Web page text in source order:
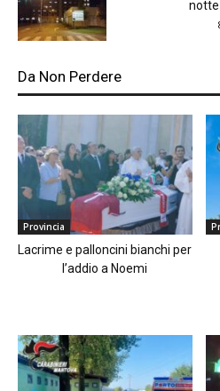
notte
Da Non Perdere
Provincia
Lacrime e palloncini bianchi per
l’addio a Noemi